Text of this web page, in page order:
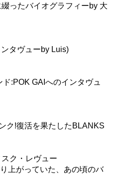
ったバイオグラフィーby 大
タヴューby Luis)
:POK GAIへのインタヴュ
ク!復活を果たしたBLANKS
ク・レヴュー
上がっていた、あの頃のバ